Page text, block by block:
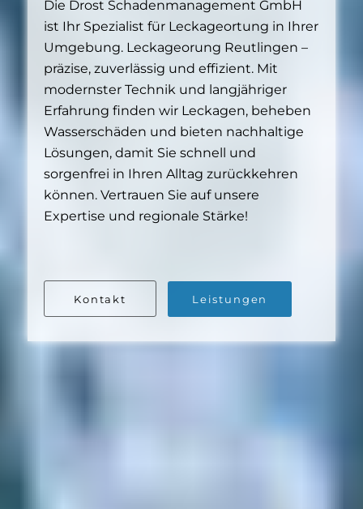
Die Drost Schadenmanagement GmbH
ist Ihr Spezialist für Leckageortung in Ihrer
Umgebung. Leckageorung Reutlingen –
präzise, zuverlässig und effizient. Mit
modernster Technik und langjähriger
Erfahrung finden wir Leckagen, beheben
Wasserschäden und bieten nachhaltige
Lösungen, damit Sie schnell und
sorgenfrei in Ihren Alltag zurückkehren
können. Vertrauen Sie auf unsere
Expertise und regionale Stärke!
Kontakt Leistungen